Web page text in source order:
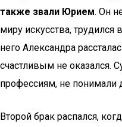
также звали Юрием. Он
миру искусства,
него Александра
счастливым не оказался.
профессиям, не понимали
Второй брак распался,